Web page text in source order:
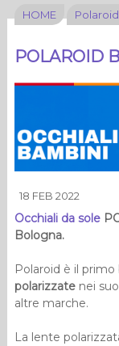
HOME
POLAROID
18 FEB 2022
Occhiali da sole
Bologna.
Polaroid è il
polarizzatenei
altre marche.
La lente